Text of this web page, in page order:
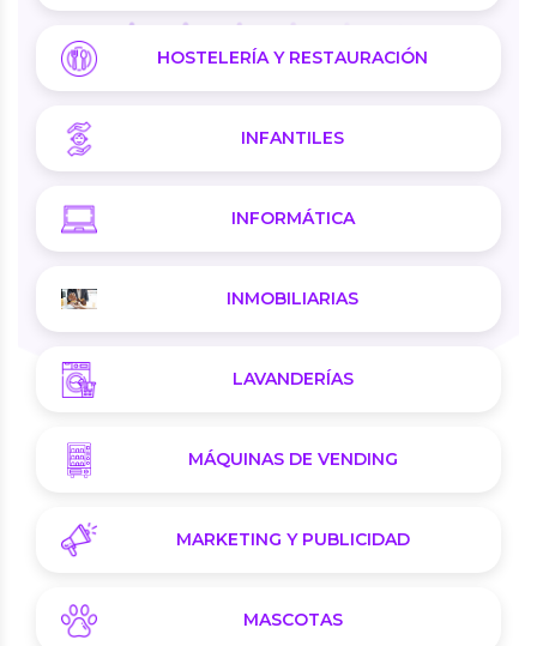
HOSTELERÍA Y RESTAURACIÓN
INFANTILES
INFORMÁTICA
INMOBILIARIAS
LAVANDERÍAS
MÁQUINAS DE VENDING
MARKETING Y PUBLICIDAD
MASCOTAS